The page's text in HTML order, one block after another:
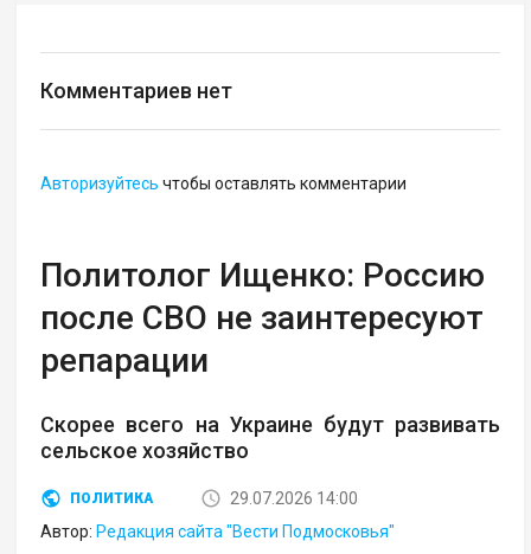
Комментариев нет
Авторизуйтесь чтобы оставлять комментарии
Политолог Ищенко: Россию
после СВО не заинтересуют
репарации
Скорее всего на Украине будут развивать
сельское хозяйство
ПОЛИТИКА
29.07.2026 14:00
Автор: Редакция сайта "Вести Подмосковья"